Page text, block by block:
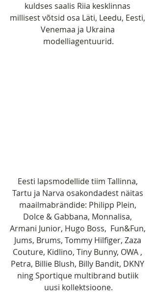
kuldses saalis Riia kesklinnas
millisest võtsid osa Läti, Leedu, Eesti,
Venemaa ja Ukraina
modelliagentuurid.
Eesti lapsmodellide tiim Tallinna,
Tartu ja Narva osakondadest näitas
maailmabrändide: Philipp Plein,
Dolce & Gabbana, Monnalisa,
Armani Junior, Hugo Boss,  Fun&Fun,
Jums, Brums, Tommy Hilfiger, Zaza
Couture, Kidlino, Tiny Bunny, OWA ,
Petra, Billie Blush, Billy Bandit, DKNY
ning Sportique multibrand butiik
uusi kollektsioone.